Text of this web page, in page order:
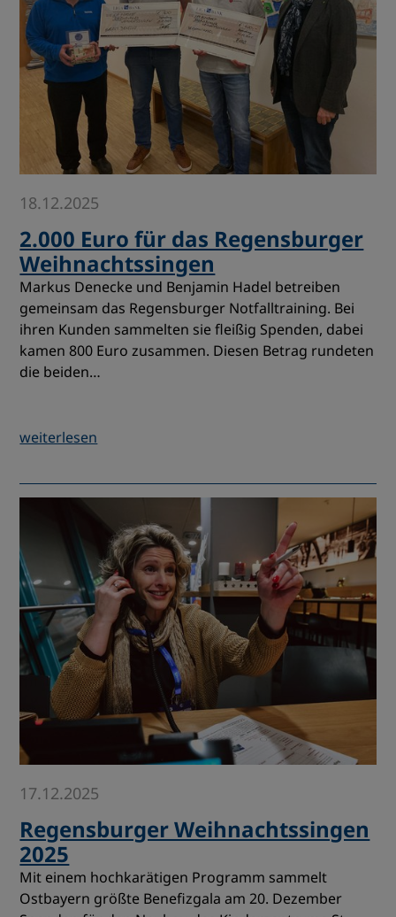
18.12.2025
2.000 Euro für das Regensburger
Weihnachtssingen
Markus Denecke und Benjamin Hadel betreiben
gemeinsam das Regensburger Notfalltraining. Bei
ihren Kunden sammelten sie fleißig Spenden, dabei
kamen 800 Euro zusammen. Diesen Betrag rundeten
die beiden…
weiterlesen
17.12.2025
Regensburger Weihnachtssingen
2025
Mit einem hochkarätigen Programm sammelt
Ostbayern größte Benefizgala am 20. Dezember